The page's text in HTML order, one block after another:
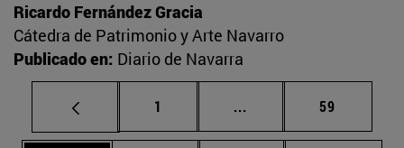
Ricardo Fernández Gracia
Cátedra de Patrimonio y Arte Navarro
Publicado en: Diario de Navarra
Página
1 ... Páginas intermedias
Página
59